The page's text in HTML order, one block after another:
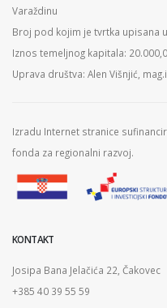
Varaždinu
Broj pod kojim je tvrtka upisana
Iznos temeljnog kapitala:
Uprava društva: Alen Višnjić,
Izradu Internet stranice
fonda za regionalni razvoj.
KONTAKT
Josipa Bana Jelačića 22, Čakovec
+385 40 39 55 59